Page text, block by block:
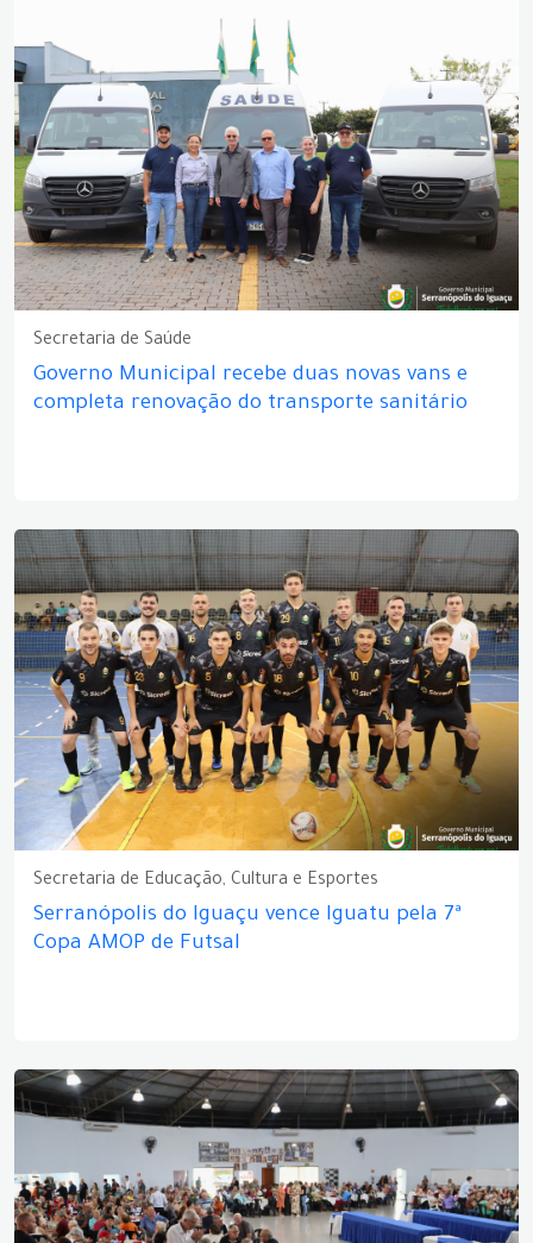
Secretaria de Saúde
Governo Municipal recebe duas novas vans e
completa renovação do transporte sanitário
Secretaria de Educação, Cultura e Esportes
Serranópolis do Iguaçu vence Iguatu pela 7ª
Copa AMOP de Futsal